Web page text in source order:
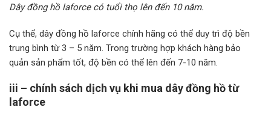
Dây đồng hồ laforce có tuổi thọ lên đến 10 năm.
Cụ thể, dây đồng hồ laforce chính hãng có thể duy trì độ bền
trung bình từ 3 – 5 năm. Trong trường hợp khách hàng bảo
quản sản phẩm tốt, độ bền có thể lên đến 7-10 năm.
iii – chính sách dịch vụ khi mua dây đồng hồ từ
laforce